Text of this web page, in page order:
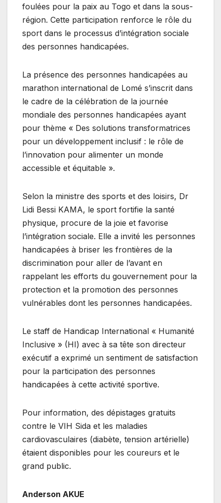
foulées pour la paix au Togo et dans la sous-
région. Cette participation renforce le rôle du
sport dans le processus d’intégration sociale
des personnes handicapées.
La présence des personnes handicapées au
marathon international de Lomé s’inscrit dans
le cadre de la célébration de la journée
mondiale des personnes handicapées ayant
pour thème « Des solutions transformatrices
pour un développement inclusif : le rôle de
l’innovation pour alimenter un monde
accessible et équitable ».
Selon la ministre des sports et des loisirs, Dr
Lidi Bessi KAMA, le sport fortifie la santé
physique, procure de la joie et favorise
l’intégration sociale. Elle a invité les personnes
handicapées à briser les frontières de la
discrimination pour aller de l’avant en
rappelant les efforts du gouvernement pour la
protection et la promotion des personnes
vulnérables dont les personnes handicapées.
Le staff de Handicap International « Humanité
Inclusive » (HI) avec à sa tête son directeur
exécutif a exprimé un sentiment de satisfaction
pour la participation des personnes
handicapées à cette activité sportive.
Pour information, des dépistages gratuits
contre le VIH Sida et les maladies
cardiovasculaires (diabète, tension artérielle)
étaient disponibles pour les coureurs et le
grand public.
Anderson AKUE